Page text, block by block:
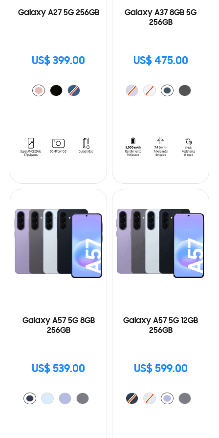
Galaxy A27 5G 256GB
US$ 399.00
Galaxy A37 8GB 5G
256GB
US$ 475.00
Galaxy A57 5G 8GB
256GB
US$ 539.00
Galaxy A57 5G 12GB
256GB
US$ 599.00